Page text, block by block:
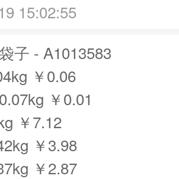
15:02:55
子 - A1013583
￥0.06
￥0.01
￥7.12
￥3.98
￥2.87